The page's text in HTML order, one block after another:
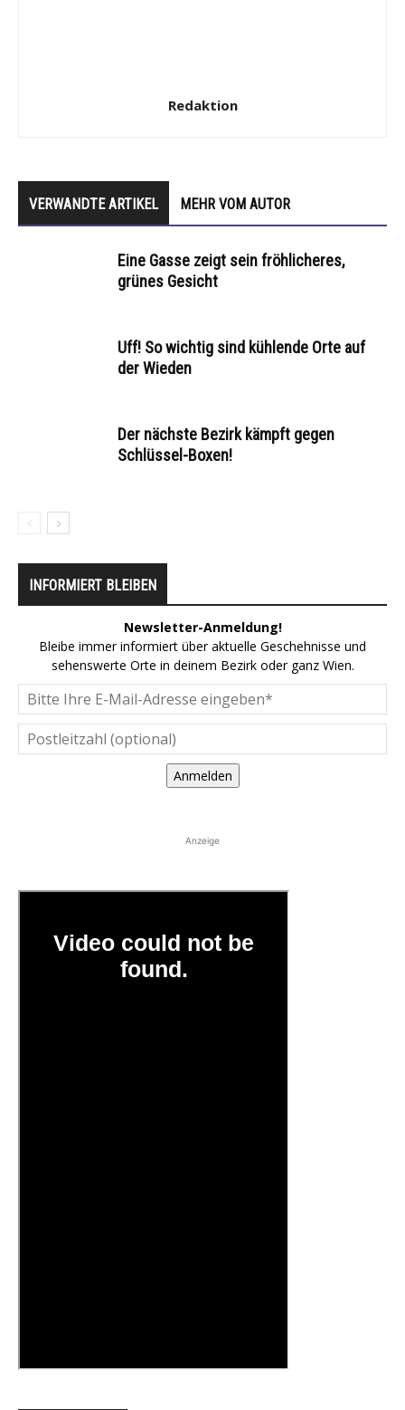
Redaktion
VERWANDTE ARTIKEL MEHR VOM AUTOR
Eine Gasse zeigt sein fröhlicheres,
grünes Gesicht
Uff! So wichtig sind kühlende Orte auf
der Wieden
Der nächste Bezirk kämpft gegen
Schlüssel-Boxen!
INFORMIERT BLEIBEN
Newsletter-Anmeldung!
Bleibe immer informiert über aktuelle Geschehnisse und
sehenswerte Orte in deinem Bezirk oder ganz Wien.
Anmelden
Anzeige